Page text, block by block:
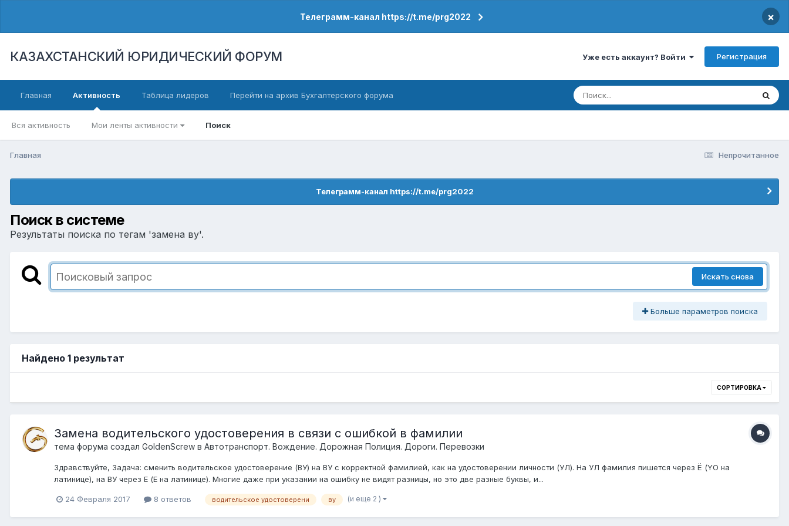
Телеграмм-канал https://t.me/prg2022 ×
КАЗАХСТАНСКИЙ ЮРИДИЧЕСКИЙ ФОРУМ Уже есть аккаунт? Войти Регистрация
Главная Активность
Вся активность Мои ленты активности Поиск
Таблица лидеров Перейти на архив Бухгалтерского форума
Непрочитанное
Главная
Телеграмм-канал https://t.me/prg2022
Поиск в системе
Результаты поиска по тегам 'замена ву'.
Искать снова
Больше параметров поиска
Найдено 1 результат
СОРТИРОВКА
Замена водительского удостоверения в связи с ошибкой в фамилии
тема форума создал GoldenScrew в Автотранспорт. Вождение. Дорожная Полиция. Дороги. Перевозки
Здравствуйте, Задача: сменить водительское удостоверение (ВУ) на ВУ с корректной фамилией, как на удостоверении личности (УЛ). На УЛ фамилия пишется через Ё (YO на
латинице), на ВУ через Е (E на латинице). Многие даже при указании на ошибку не видят разницы, но это две разные буквы, и...
24 Февраля 2017 8 ответов водительское удостоверени ву (и еще 2 )